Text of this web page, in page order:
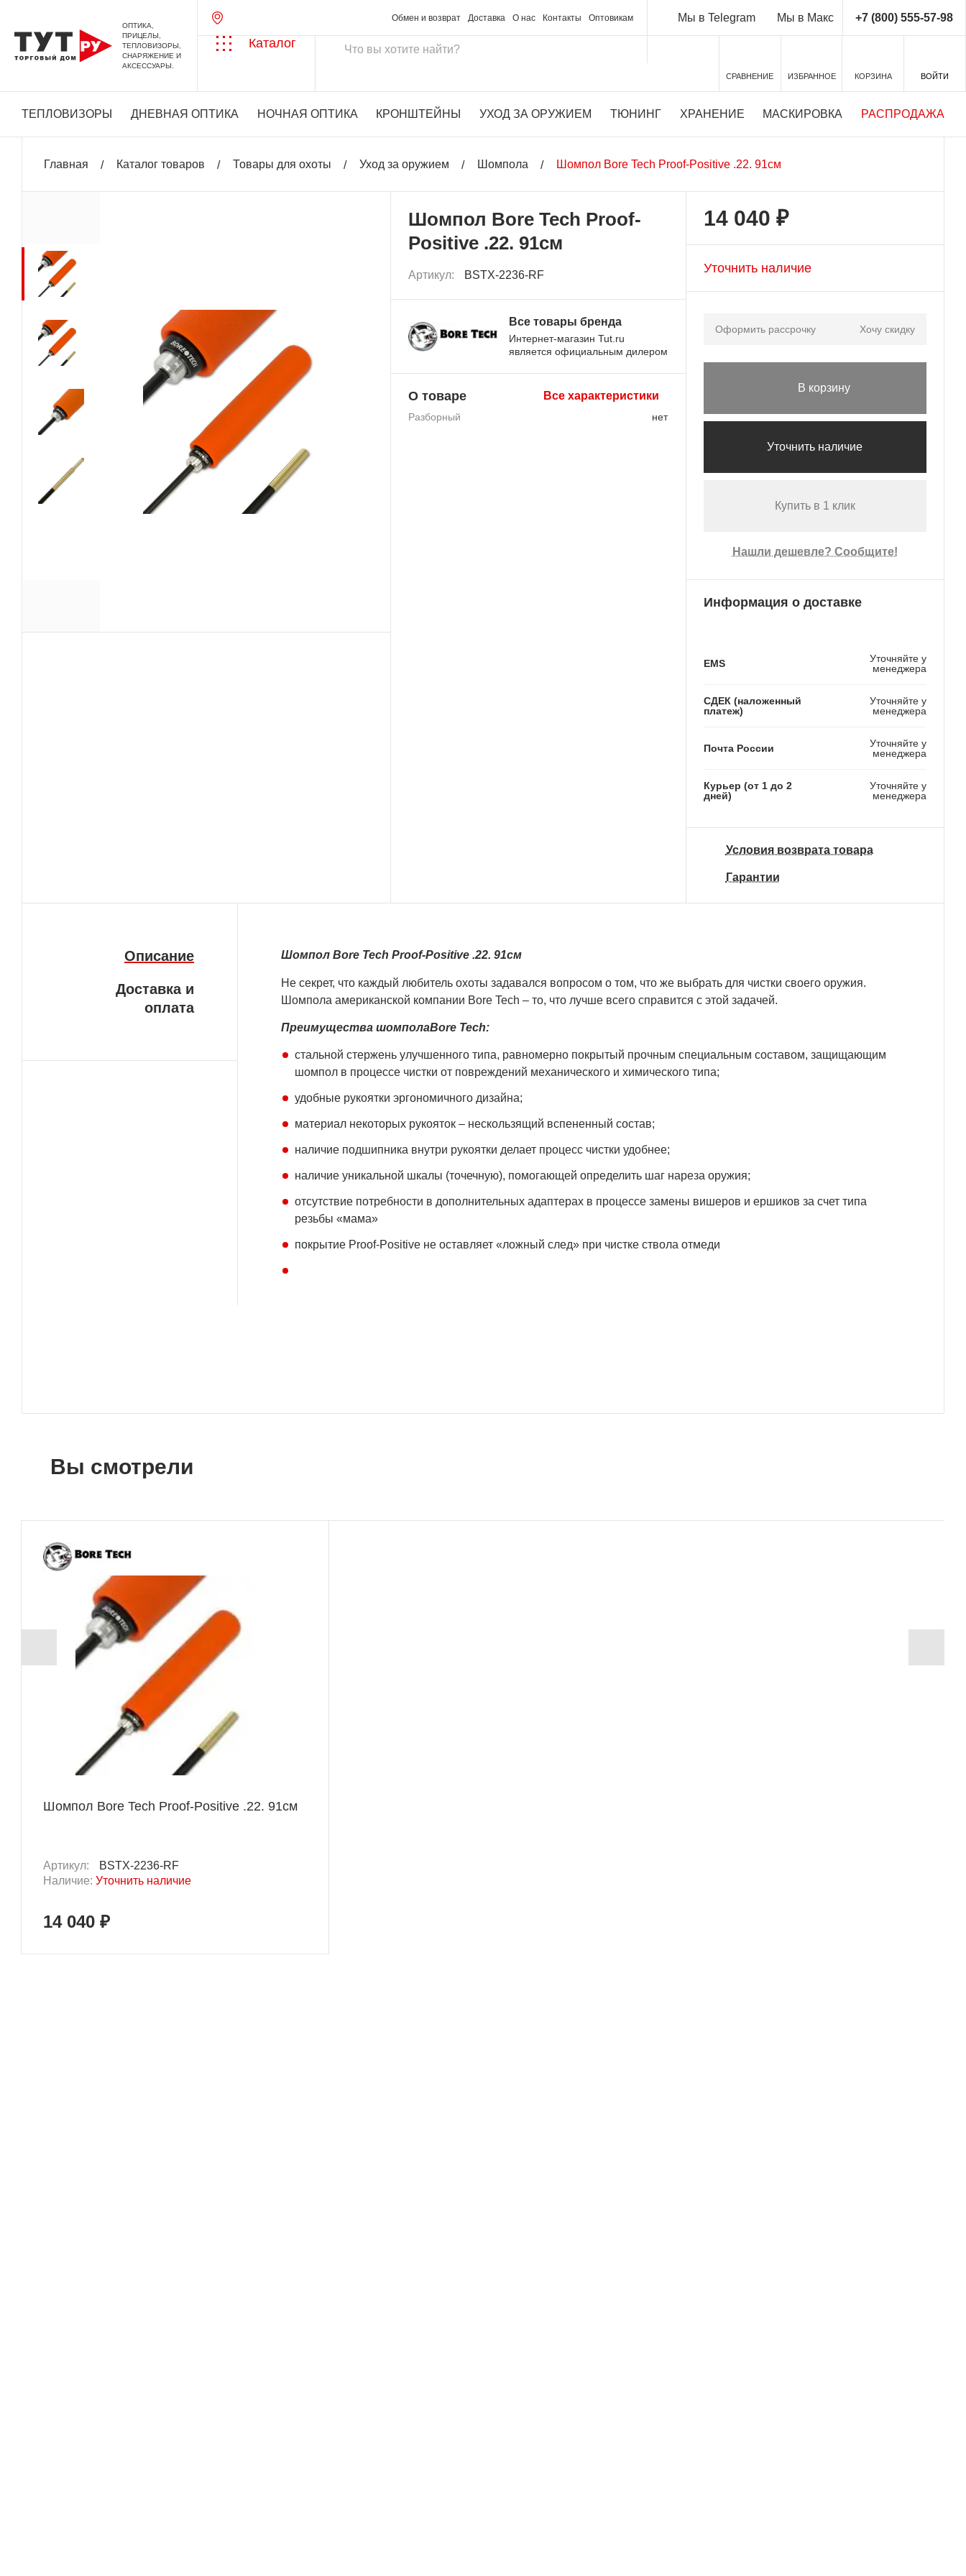
ОПТИКА,
ПРИЦЕЛЫ,
ТЕПЛОВИЗОРЫ,
СНАРЯЖЕНИЕ И
АКСЕССУАРЫ.
Обмен и возврат Доставка О нас Контакты Оптовикам Мы в Telegram Мы в Макс +7 (800) 555-57-98
Каталог
СРАВНЕНИЕ ИЗБРАННОЕ КОРЗИНА ВОЙТИ
ТЕПЛОВИЗОРЫ ДНЕВНАЯ ОПТИКА НОЧНАЯ ОПТИКА КРОНШТЕЙНЫ УХОД ЗА ОРУЖИЕМ ТЮНИНГ ХРАНЕНИЕ МАСКИРОВКА РАСПРОДАЖА
Главная Каталог товаров Товары для охоты Уход за оружием Шомпола Шомпол Bore Tech Proof-Positive .22. 91см
Шомпол Bore Tech Proof-
Positive .22. 91см
Артикул: BSTX-2236-RF
Все товары бренда
Интернет-магазин Tut.ru
является официальным дилером
О товаре Все характеристики
Разборный нет
14 040 ₽
Уточнить наличие
Оформить рассрочку Хочу скидку
В корзину
Уточнить наличие
Купить в 1 клик
Нашли дешевле? Сообщите!
Информация о доставке
EMS
Уточняйте у
менеджера
СДЕК (наложенный
платеж)
Уточняйте у
менеджера
Почта России
Уточняйте у
менеджера
Курьер (от 1 до 2
дней)
Уточняйте у
менеджера
Условия возврата товара
Гарантии
Описание
Доставка и
оплата
Шомпол Bore Tech Proof-Positive .22. 91см
Не секрет, что каждый любитель охоты задавался вопросом о том, что же выбрать для чистки своего оружия.
Шомпола американской компании Bore Tech – то, что лучше всего справится с этой задачей.
Преимущества шомполаBore Tech:
стальной стержень улучшенного типа, равномерно покрытый прочным специальным составом, защищающим
шомпол в процессе чистки от повреждений механического и химического типа;
удобные рукоятки эргономичного дизайна;
материал некоторых рукояток – нескользящий вспененный состав;
наличие подшипника внутри рукоятки делает процесс чистки удобнее;
наличие уникальной шкалы (точечную), помогающей определить шаг нареза оружия;
отсутствие потребности в дополнительных адаптерах в процессе замены вишеров и ершиков за счет типа
резьбы «мама»
покрытие Proof-Positive не оставляет «ложный след» при чистке ствола отмеди
Вы смотрели
Шомпол Bore Tech Proof-Positive .22. 91см
Артикул:
BSTX-2236-RF
Наличие: Уточнить наличие
14 040 ₽